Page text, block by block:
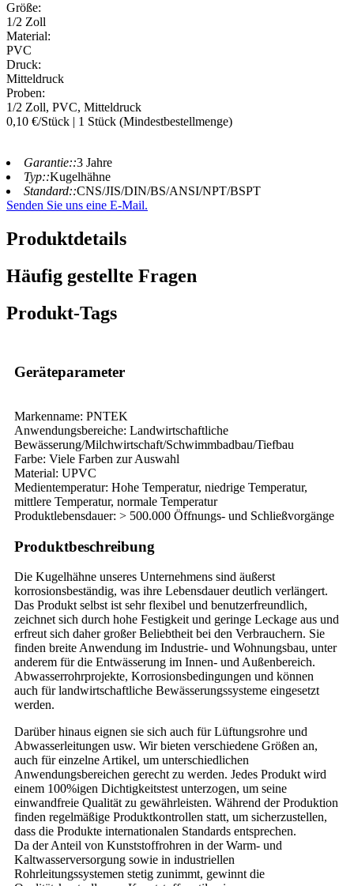
Größe:
1/2 Zoll
Material:
PVC
Druck:
Mitteldruck
Proben:
1/2 Zoll, PVC, Mitteldruck
0,10 €/Stück | 1 Stück (Mindestbestellmenge)
Garantie::3 Jahre
Typ::Kugelhähne
Standard::CNS/JIS/DIN/BS/ANSI/NPT/BSPT
Senden Sie uns eine E-Mail.
Produktdetails
Häufig gestellte Fragen
Produkt-Tags
Geräteparameter
Markenname: PNTEK
Anwendungsbereiche: Landwirtschaftliche
Bewässerung/Milchwirtschaft/Schwimmbadbau/Tiefbau
Farbe: Viele Farben zur Auswahl
Material: UPVC
Medientemperatur: Hohe Temperatur, niedrige Temperatur,
mittlere Temperatur, normale Temperatur
Produktlebensdauer: > 500.000 Öffnungs- und Schließvorgänge
Produktbeschreibung
Die Kugelhähne unseres Unternehmens sind äußerst
korrosionsbeständig, was ihre Lebensdauer deutlich verlängert.
Das Produkt selbst ist sehr flexibel und benutzerfreundlich,
zeichnet sich durch hohe Festigkeit und geringe Leckage aus und
erfreut sich daher großer Beliebtheit bei den Verbrauchern. Sie
finden breite Anwendung im Industrie- und Wohnungsbau, unter
anderem für die Entwässerung im Innen- und Außenbereich.
Abwasserrohrprojekte, Korrosionsbedingungen und können
auch für landwirtschaftliche Bewässerungssysteme eingesetzt
werden.
Darüber hinaus eignen sie sich auch für Lüftungsrohre und
Abwasserleitungen usw. Wir bieten verschiedene Größen an,
auch für einzelne Artikel, um unterschiedlichen
Anwendungsbereichen gerecht zu werden. Jedes Produkt wird
einem 100%igen Dichtigkeitstest unterzogen, um seine
einwandfreie Qualität zu gewährleisten. Während der Produktion
finden regelmäßige Produktkontrollen statt, um sicherzustellen,
dass die Produkte internationalen Standards entsprechen.
Da der Anteil von Kunststoffrohren in der Warm- und
Kaltwasserversorgung sowie in industriellen
Rohrleitungssystemen stetig zunimmt, gewinnt die